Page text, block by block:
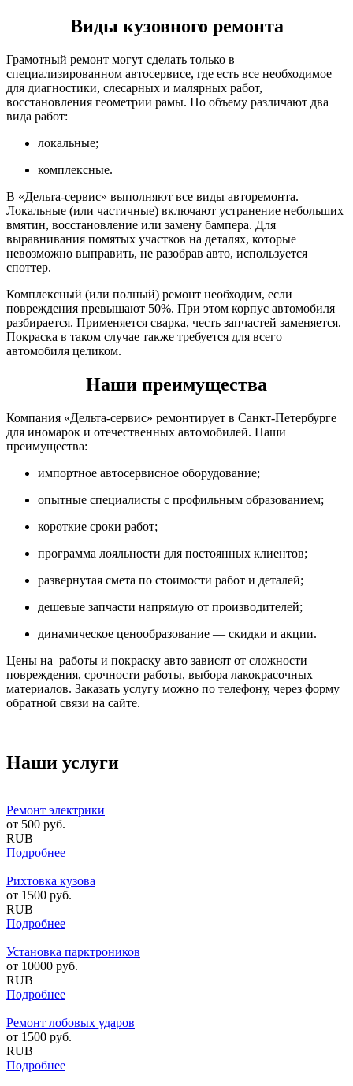
Виды кузовного ремонта
Грамотный ремонт могут сделать только в
специализированном автосервисе, где есть все необходимое
для диагностики, слесарных и малярных работ,
восстановления геометрии рамы. По объему различают два
вида работ:
локальные;
комплексные.
В «Дельта-сервис» выполняют все виды авторемонта.
Локальные (или частичные) включают устранение небольших
вмятин, восстановление или замену бампера. Для
выравнивания помятых участков на деталях, которые
невозможно выправить, не разобрав авто, используется
споттер.
Комплексный (или полный) ремонт необходим, если
повреждения превышают 50%. При этом корпус автомобиля
разбирается. Применяется сварка, честь запчастей заменяется.
Покраска в таком случае также требуется для всего
автомобиля целиком.
Наши преимущества
Компания «Дельта-сервис» ремонтирует в Санкт-Петербурге
для иномарок и отечественных автомобилей. Наши
преимущества:
импортное автосервисное оборудование;
опытные специалисты с профильным образованием;
короткие сроки работ;
программа лояльности для постоянных клиентов;
развернутая смета по стоимости работ и деталей;
дешевые запчасти напрямую от производителей;
динамическое ценообразование — скидки и акции.
Цены на работы и покраску авто зависят от сложности
повреждения, срочности работы, выбора лакокрасочных
материалов. Заказать услугу можно по телефону, через форму
обратной связи на сайте.
Наши услуги
Ремонт электрики
от 500 руб.
RUB
Подробнее
Рихтовка кузова
от 1500 руб.
RUB
Подробнее
Установка парктроников
от 10000 руб.
RUB
Подробнее
Ремонт лобовых ударов
от 1500 руб.
RUB
Подробнее